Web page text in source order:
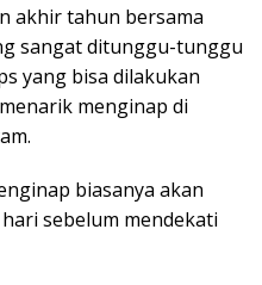
akhir tahun bersama
sangat ditunggu-tunggu
yang bisa dilakukan
menginap di
biasanya akan
sebelum mendekati